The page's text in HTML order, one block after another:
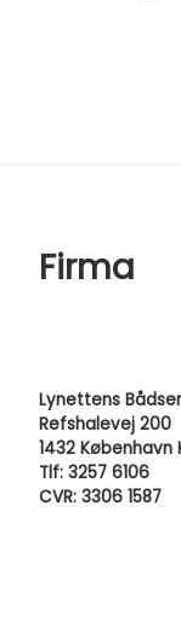
Firma
Lynettens
Refshalevej 200
1432 København
Tlf: 3257 6106
CVR: 3306 1587